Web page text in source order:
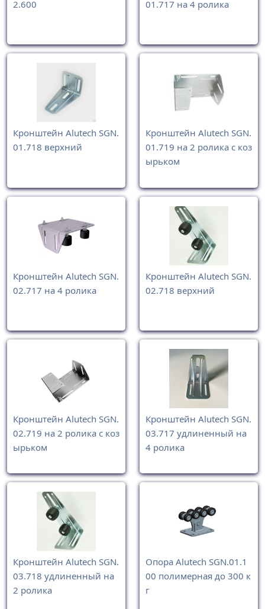
2.600
01.717 на 4 ролика
Кронштейн Alutech SGN.
01.718 верхний
Кронштейн Alutech SGN.
01.719 на 2 ролика с коз
ырьком
Кронштейн Alutech SGN.
02.717 на 4 ролика
Кронштейн Alutech SGN.
02.718 верхний
Кронштейн Alutech SGN.
02.719 на 2 ролика с коз
ырьком
Кронштейн Alutech SGN.
03.717 удлиненный на
4 ролика
Кронштейн Alutech SGN.
03.718 удлиненный на
2 ролика
Опора Alutech SGN.01.1
00 полимерная до 300 к
г